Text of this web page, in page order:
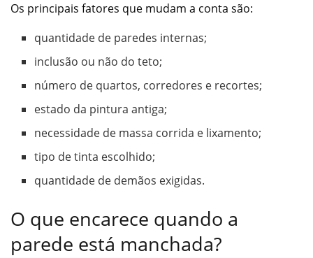
Os principais fatores que mudam a conta são:
quantidade de paredes internas;
inclusão ou não do teto;
número de quartos, corredores e recortes;
estado da pintura antiga;
necessidade de massa corrida e lixamento;
tipo de tinta escolhido;
quantidade de demãos exigidas.
O que encarece quando a
parede está manchada?